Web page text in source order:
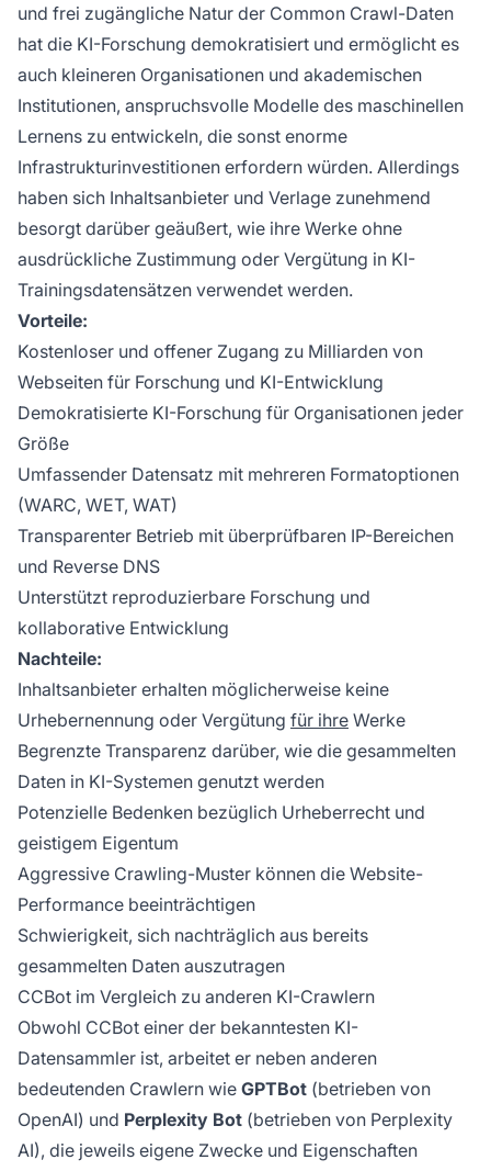
und frei zugängliche Natur der Common Crawl-Daten
hat die KI-Forschung demokratisiert und ermöglicht es
auch kleineren Organisationen und akademischen
Institutionen, anspruchsvolle Modelle des maschinellen
Lernens zu entwickeln, die sonst enorme
Infrastrukturinvestitionen erfordern würden. Allerdings
haben sich Inhaltsanbieter und Verlage zunehmend
besorgt darüber geäußert, wie ihre Werke ohne
ausdrückliche Zustimmung oder Vergütung in KI-
Trainingsdatensätzen verwendet werden.
Vorteile:
Kostenloser und offener Zugang zu Milliarden von
Webseiten für Forschung und KI-Entwicklung
Demokratisierte KI-Forschung für Organisationen jeder
Größe
Umfassender Datensatz mit mehreren Formatoptionen
(WARC, WET, WAT)
Transparenter Betrieb mit überprüfbaren IP-Bereichen
und Reverse DNS
Unterstützt reproduzierbare Forschung und
kollaborative Entwicklung
Nachteile:
Inhaltsanbieter erhalten möglicherweise keine
Urhebernennung oder Vergütung für ihre Werke
Begrenzte Transparenz darüber, wie die gesammelten
Daten in KI-Systemen genutzt werden
Potenzielle Bedenken bezüglich Urheberrecht und
geistigem Eigentum
Aggressive Crawling-Muster können die Website-
Performance beeinträchtigen
Schwierigkeit, sich nachträglich aus bereits
gesammelten Daten auszutragen
CCBot im Vergleich zu anderen KI-Crawlern
Obwohl CCBot einer der bekanntesten KI-
Datensammler ist, arbeitet er neben anderen
bedeutenden Crawlern wie GPTBot (betrieben von
OpenAI) und Perplexity Bot (betrieben von Perplexity
AI), die jeweils eigene Zwecke und Eigenschaften